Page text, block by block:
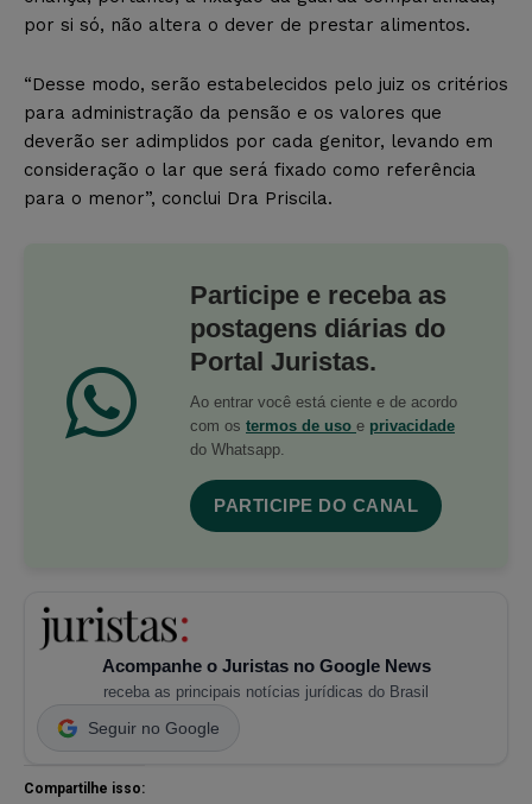
por si só, não altera o dever de prestar alimentos.
“Desse modo, serão estabelecidos pelo juiz os critérios
para administração da pensão e os valores que
deverão ser adimplidos por cada genitor, levando em
consideração o lar que será fixado como referência
para o menor”, conclui Dra Priscila.
Participe e receba as
postagens diárias do
Portal Juristas.
Ao entrar você está ciente e de acordo
com os termos de uso e privacidade
do Whatsapp.
PARTICIPE DO CANAL
Acompanhe o Juristas no Google News
receba as principais notícias jurídicas do Brasil
Seguir no Google
Compartilhe isso: